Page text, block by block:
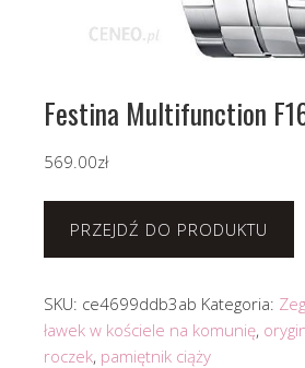
Festina Multifunction
569.00zł
PRZEJDŹ DO PRODUKTU
SKU: ce4699ddb3ab Kategoria:
ławek w kościele na komunię,
roczek, pamiętnik ciąży